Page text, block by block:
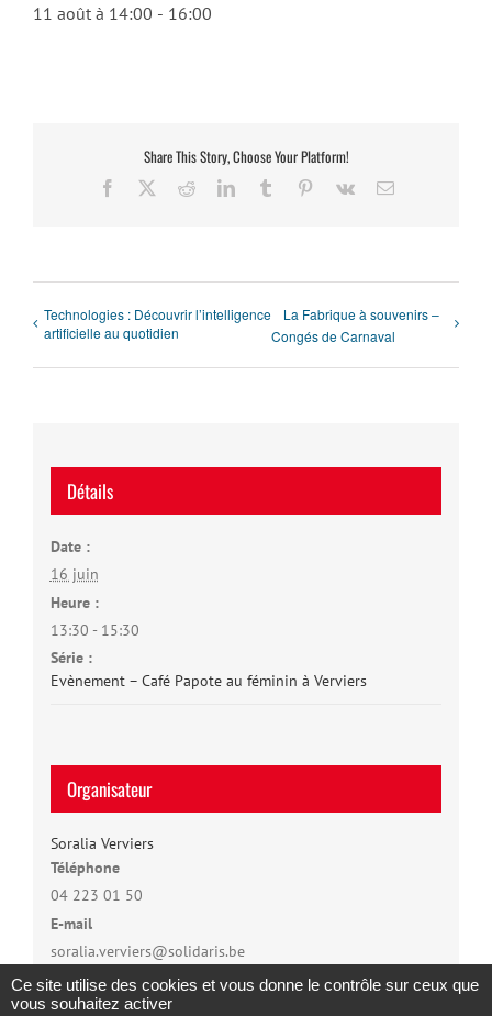
11 août à 14:00 - 16:00
Share This Story, Choose Your Platform!
Facebook RedditLinkedInTumblr Pinterest
Vk Email
Technologies : Découvrir l’intelligence
artificielle au quotidien
La Fabrique à souvenirs –
Congés de Carnaval
Détails
Date :
16 juin
Heure :
13:30 - 15:30
Série :
Evènement – Café Papote au féminin à Verviers
Organisateur
Soralia Verviers
Téléphone
04 223 01 50
E-mail
soralia.verviers@solidaris.be
Ce site utilise des cookies et vous donne le contrôle sur ceux que
vous souhaitez activer